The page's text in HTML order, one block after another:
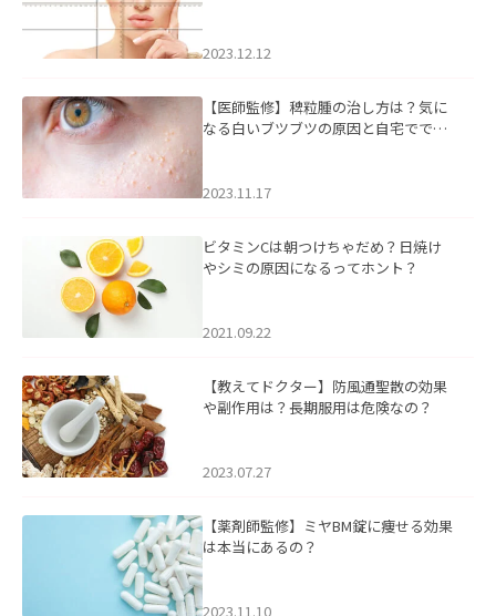
2023.12.12
【医師監修】稗粒腫の治し方は？気に
なる白いブツブツの原因と自宅ででき
2023.11.17
ビタミンCは朝つけちゃだめ？日焼け
やシミの原因になるってホント？
2021.09.22
【教えてドクター】防風通聖散の効果
や副作用は？長期服用は危険なの？
2023.07.27
【薬剤師監修】ミヤBM錠に痩せる効果
は本当にあるの？
2023.11.10